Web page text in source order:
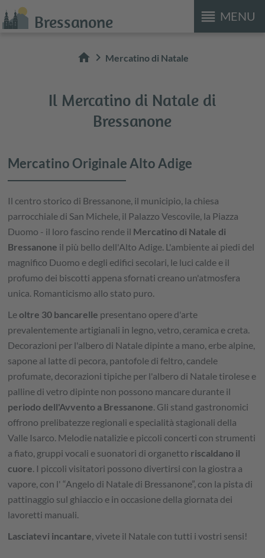
reorder MENU
Bressanone
home chevron_right Mercatino di Natale
Il Mercatino di Natale di
Bressanone
Mercatino Originale Alto Adige
Il centro storico di Bressanone, il municipio, la chiesa
parrocchiale di San Michele, il Palazzo Vescovile, la Piazza
Duomo - il loro fascino rende il Mercatino di Natale di
Bressanone il più bello dell'Alto Adige. L'ambiente ai piedi del
magnifico Duomo e degli edifici secolari, le luci calde e il
profumo dei biscotti appena sfornati creano un'atmosfera
unica. Romanticismo allo stato puro.
Leoltre 30 bancarelle presentano opere d'arte
prevalentemente artigianali in legno, vetro, ceramica e creta.
Decorazioni per l'albero di Natale dipinte a mano, erbe alpine,
sapone al latte di pecora, pantofole di feltro, candele
profumate, decorazioni tipiche per l'albero di Natale tirolese e
palline di vetro dipinte non possono mancare durante il
periodo dell'Avvento a Bressanone . Gli stand gastronomici
offrono prelibatezze regionali e specialità stagionali della
Valle Isarco. Melodie natalizie e piccoli concerti con strumenti
a fiato, gruppi vocali e suonatori di organetto riscaldano il
cuore . I piccoli visitatori possono divertirsi con la giostra a
vapore, con l' “Angelo di Natale di Bressanone”, con la pista di
pattinaggio sul ghiaccio e in occasione della giornata dei
lavoretti manuali.
Lasciatevi incantare , vivete il Natale con tutti i vostri sensi!